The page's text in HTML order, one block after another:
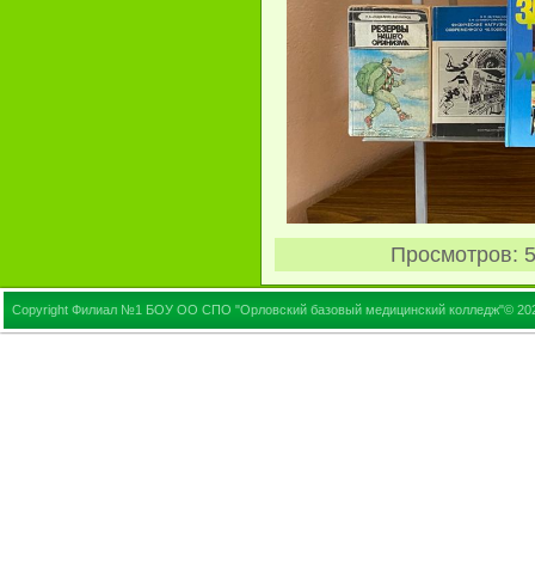
Просмотров:
Copyright Филиал №1 БОУ ОО СПО "Орловский базовый медицинский колледж"©